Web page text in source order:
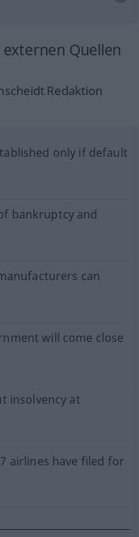
Quellen
Redaktion
only if default
bankruptcy and
can
will come close
insolvency at
airlines have filed for